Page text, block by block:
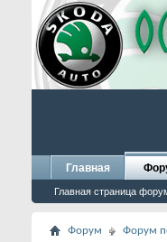
Главная
Главная страница
Форум Форум